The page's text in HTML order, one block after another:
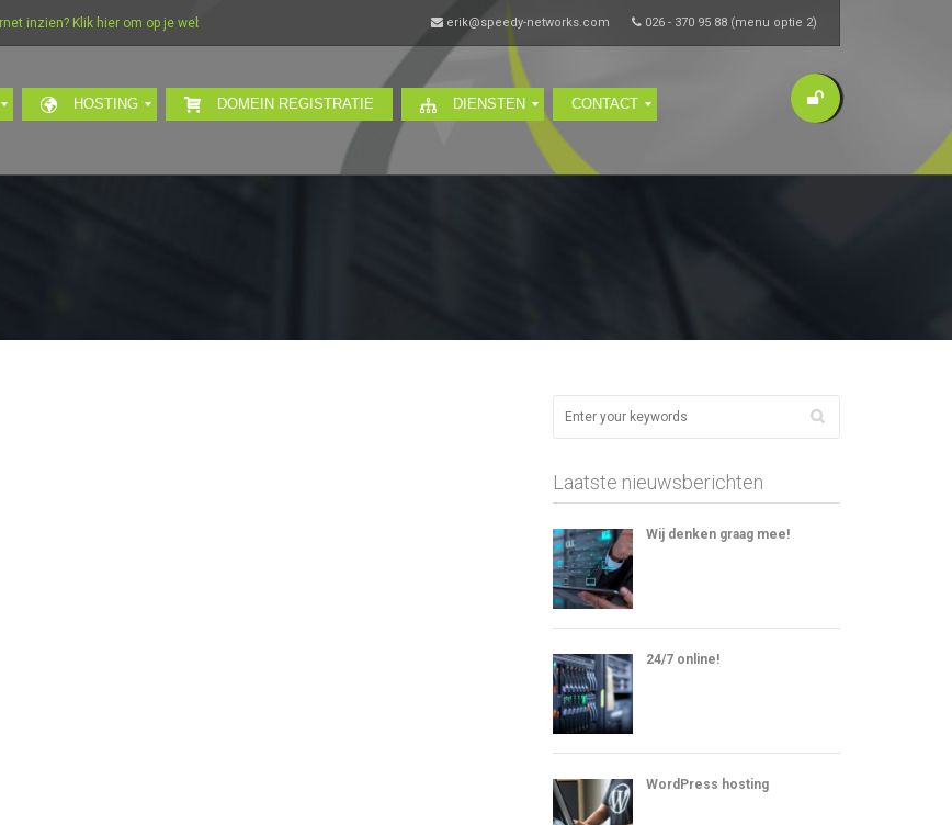
Klik hier om op je webmail in te loggen… erik@speedy-networks.com 026 - 370 95 88 (menu optie 2)
HOSTING DOMEIN REGISTRATIE DIENSTEN CONTACT
Laatste nieuwsberichten
Wij denken graag mee!
24/7 online!
WordPress hosting